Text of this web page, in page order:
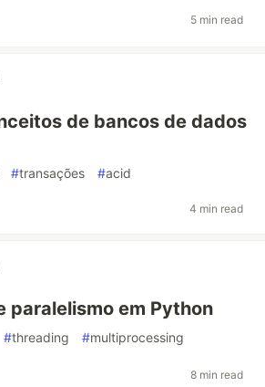
5 min read
de bancos de dados
#transações #acid
4 min read
paralelismo em Python
#threading #multiprocessing
8 min read